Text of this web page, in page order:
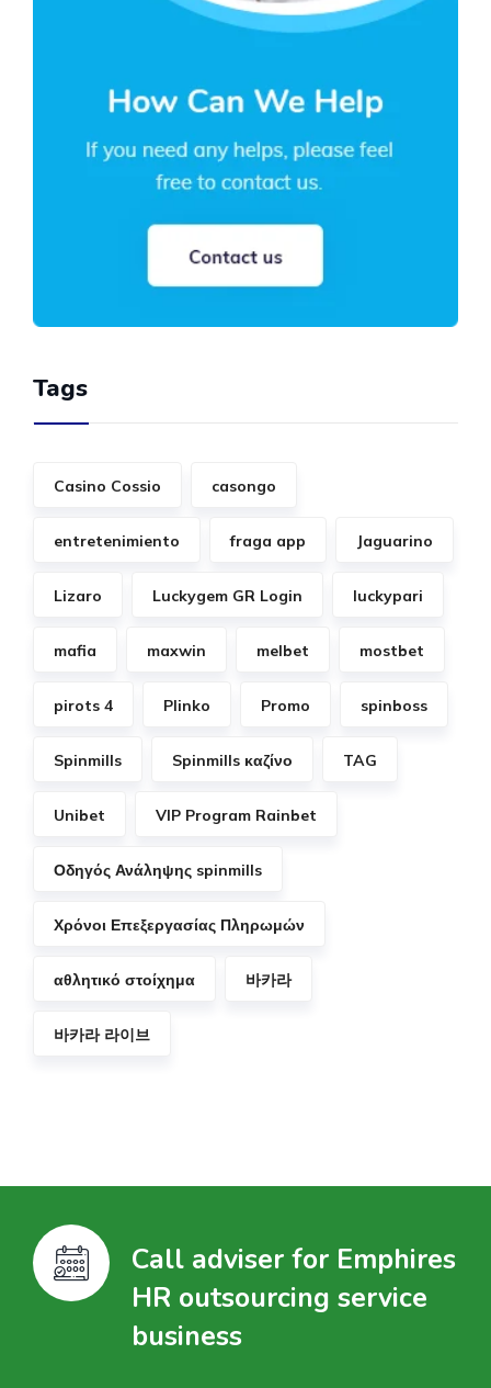
Tags
Casino Cossio casongo
entretenimiento fraga app Jaguarino
Lizaro Luckygem GR Login luckypari
mafia maxwin melbet mostbet
pirots 4 Plinko Promo spinboss
Spinmills Spinmills καζίνο TAG
Unibet VIP Program Rainbet
Οδηγός Ανάληψης spinmills
Χρόνοι Επεξεργασίας Πληρωμών
αθλητικό στοίχημα 바카라
바카라 라이브
Call adviser for Emphires
HR outsourcing service
business